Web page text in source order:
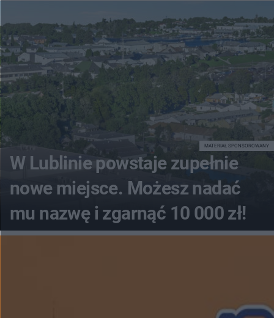
W Lublinie powstaje zupełnie
nowe miejsce. Możesz nadać
mu nazwę i zgarnąć 10 000 zł!
MATERIAŁ SPONSOROWANY